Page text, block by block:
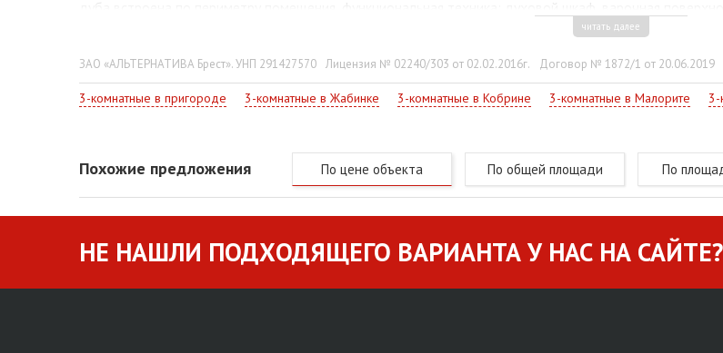
встроенные полки – удобная система хранения в жилых и общих помещениях. Телефонизация,
Свяжитесь с нашим специалистом, чтобы узнать все об объекте!
читать далее
ЗАО «АЛЬТЕРНАТИВА Брест». УНП 291427570 Лицензия № 02240/303 от 02.02.2016г. Договор № 1872/1 от 20.06.2019
3-комнатные в пригороде 3-комнатные в Жабинке 3-комнатные в Кобрине 3-комнатные в Малорите 3-
Похожие предложения По цене объекта По общей площади По
НЕ НАШЛИ ПОДХОДЯЩЕГО ВАРИАНТА У НАС НА САЙТЕ?